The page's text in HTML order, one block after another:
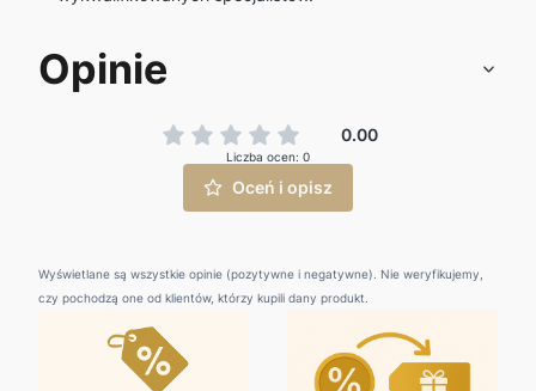
Opinie
0.00
Liczba ocen: 0
Oceń i opisz
Wyświetlane są wszystkie opinie (pozytywne i negatywne). Nie weryfikujemy,
czy pochodzą one od klientów, którzy kupili dany produkt.